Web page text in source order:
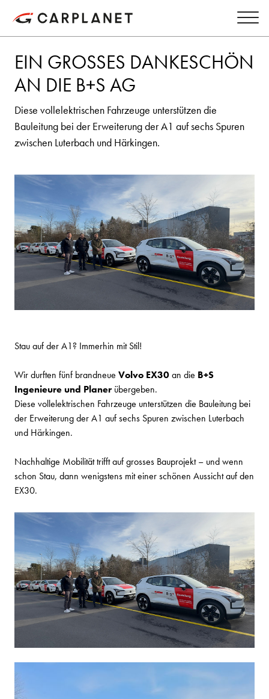
EIN GROSSES DANKESCHÖN
AN DIE B+S AG
Diese vollelektrischen Fahrzeuge unterstützen die
Bauleitung bei der Erweiterung der A1 auf sechs Spuren
zwischen Luterbach und Härkingen.
Stau auf der A1? Immerhin mit Stil!
Wir durften fünf brandneue Volvo EX30an die B+S
Ingenieure und Planer übergeben.
Diese vollelektrischen Fahrzeuge unterstützen die Bauleitung bei
der Erweiterung der A1 auf sechs Spuren zwischen Luterbach
und Härkingen.
Nachhaltige Mobilität trifft auf grosses Bauprojekt – und wenn
schon Stau, dann wenigstens mit einer schönen Aussicht auf den
EX30.